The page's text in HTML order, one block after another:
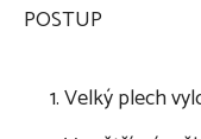
POSTUP
Velký plech